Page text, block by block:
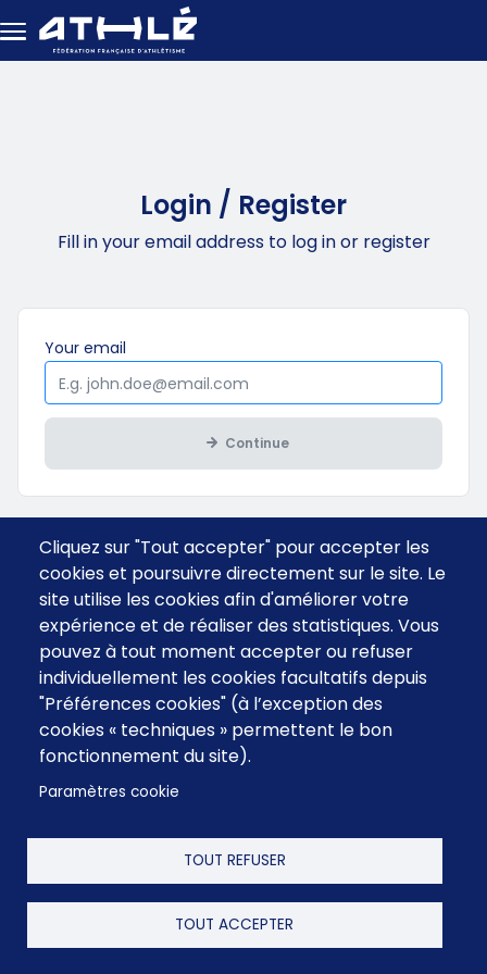
Skip to main content
Login / Register
Fill in your email address to log in or register
Your email
Continue
Cliquez sur "Tout accepter" pour accepter les
cookies et poursuivre directement sur le site. Le
site utilise les cookies afin d'améliorer votre
expérience et de réaliser des statistiques. Vous
pouvez à tout moment accepter ou refuser
individuellement les cookies facultatifs depuis
"Préférences cookies" (à l’exception des
cookies « techniques » permettent le bon
fonctionnement du site).
Paramètres cookie
TOUT REFUSER
TOUT ACCEPTER
Menu
footer
CGV
Mentions Légales